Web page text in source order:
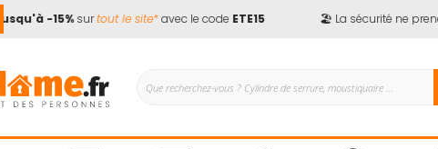
-15% surtout le site*avec le codeETE15 🏖️ La sécurité ne prend